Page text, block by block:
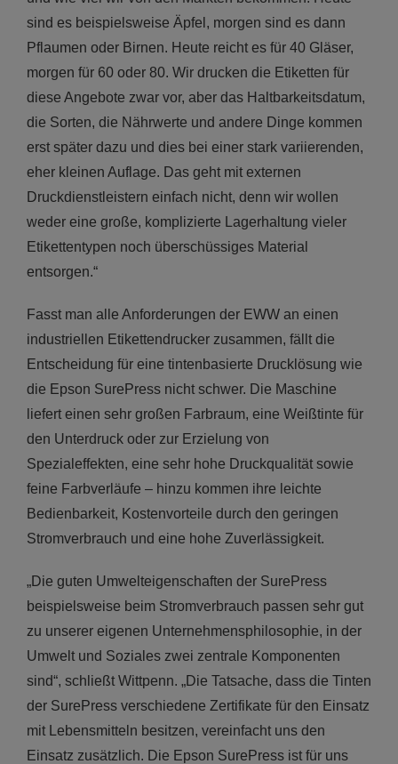
sind es beispielsweise Äpfel, morgen sind es dann
Pflaumen oder Birnen. Heute reicht es für 40 Gläser,
morgen für 60 oder 80. Wir drucken die Etiketten für
diese Angebote zwar vor, aber das Haltbarkeitsdatum,
die Sorten, die Nährwerte und andere Dinge kommen
erst später dazu und dies bei einer stark variierenden,
eher kleinen Auflage. Das geht mit externen
Druckdienstleistern einfach nicht, denn wir wollen
weder eine große, komplizierte Lagerhaltung vieler
Etikettentypen noch überschüssiges Material
entsorgen.“
Fasst man alle Anforderungen der EWW an einen
industriellen Etikettendrucker zusammen, fällt die
Entscheidung für eine tintenbasierte Drucklösung wie
die Epson SurePress nicht schwer. Die Maschine
liefert einen sehr großen Farbraum, eine Weißtinte für
den Unterdruck oder zur Erzielung von
Spezialeffekten, eine sehr hohe Druckqualität sowie
feine Farbverläufe – hinzu kommen ihre leichte
Bedienbarkeit, Kostenvorteile durch den geringen
Stromverbrauch und eine hohe Zuverlässigkeit.
„Die guten Umwelteigenschaften der SurePress
beispielsweise beim Stromverbrauch passen sehr gut
zu unserer eigenen Unternehmensphilosophie, in der
Umwelt und Soziales zwei zentrale Komponenten
sind“, schließt Wittpenn. „Die Tatsache, dass die Tinten
der SurePress verschiedene Zertifikate für den Einsatz
mit Lebensmitteln besitzen, vereinfacht uns den
Einsatz zusätzlich. Die Epson SurePress ist für uns